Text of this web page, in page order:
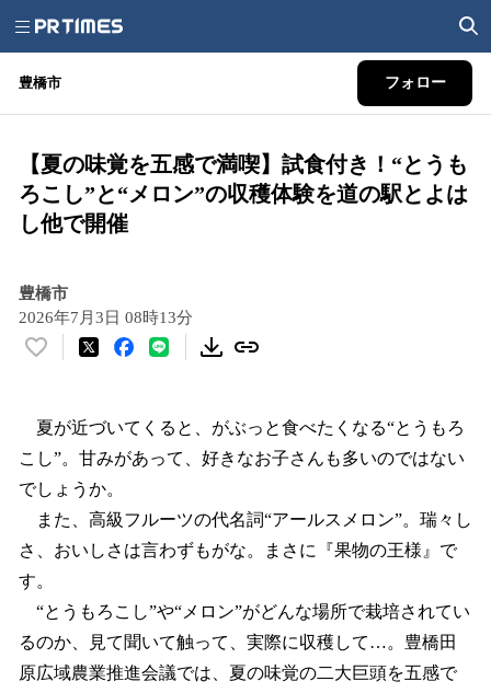
豊橋市 フォロー
【夏の味覚を五感で満喫】試食付き！“とうも
ろこし”と“メロン”の収穫体験を道の駅とよは
し他で開催
豊橋市
2026年7月3日 08時13分
い
！
数
を
読
み
み
中
で
す
夏が近づいてくると、がぶっと食べたくなる“とうもろ
こし”。甘みがあって、好きなお子さんも多いのではない
でしょうか。
また、高級フルーツの代名詞“アールスメロン”。瑞々し
さ、おいしさは言わずもがな。まさに『果物の王様』で
す。
“とうもろこし”や“メロン”がどんな場所で栽培されてい
るのか、見て聞いて触って、実際に収穫して…。豊橋田
原広域農業推進会議では、夏の味覚の二大巨頭を五感で